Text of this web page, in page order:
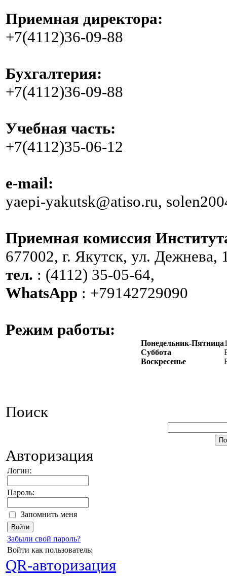
Приемная директора:
+7(4112)36-09-88
Бухгалтерия:
+7(4112)36-09-88
Учебная часть:
+7(4112)35-06-12
e-mail:
yaepi-yakutsk@atiso.ru,
Приемная комиссия
677002, г. Якутск, ул. Дежнева,
тел. : (4112) 35-05-64,
WhatsApp : +79142729090
Режим работы:
Понедельник-Пятница
Суббота
Воскресенье
Поиск
Авторизация
Логин:
Пароль:
Запомнить меня
Забыли свой пароль?
Войти как пользователь:
QR-авторизация